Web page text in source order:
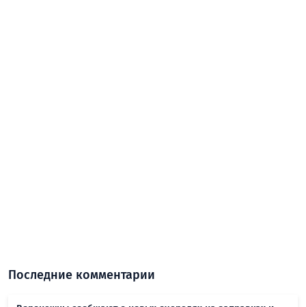
Последние комментарии